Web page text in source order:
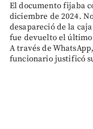
El documento fijaba
diciembre de 2024.
desapareció de la
fue devuelto el
A través de
funcionario justificó